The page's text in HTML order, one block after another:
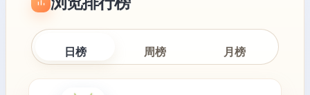
日榜 周榜 月榜